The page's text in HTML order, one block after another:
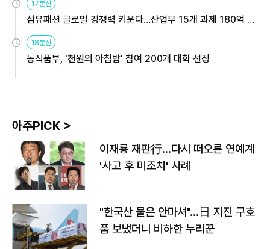
17분전
섬유패션 글로벌 경쟁력 키운다…산업부 15개 과제 180억 지
18분전
농식품부, '천원의 아침밥' 참여 200개 대학 선정
아주PICK >
이재룡 재판行…다시 떠오른 연예계
'사고 후 미조치' 사례
"한국산 물은 안마셔"…日 지진 구호
품 보냈더니 비하한 누리꾼